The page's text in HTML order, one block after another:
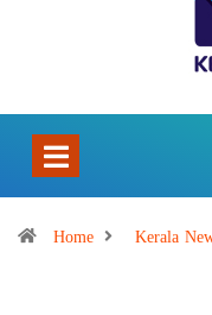
Home Kerala